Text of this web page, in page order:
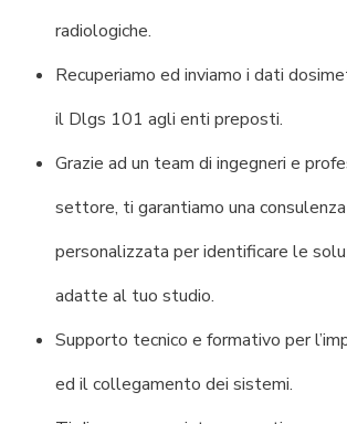
radiologiche.
Recuperiamo ed inviamo i dati
il Dlgs 101 agli enti preposti.
Grazie ad un team di ingegneri e
settore, ti garantiamo una consulenza
personalizzata per identificare le
adatte al tuo studio.
Supporto tecnico e formativo per
ed il collegamento dei sistemi.